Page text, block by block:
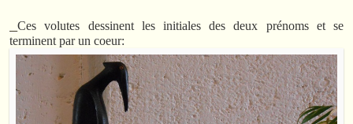
Ces volutes dessinent les initiales des deux prénoms et se
terminent par un coeur: